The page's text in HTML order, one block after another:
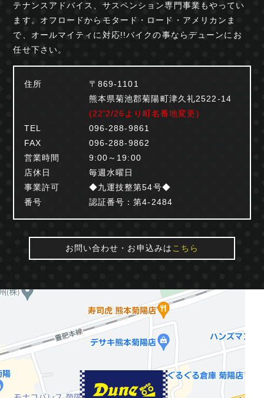
テナンスアドバイス、サスペンション専門事業もやってい
ます。オフロードからモタード・ロード・ アメリカンま
で、オールマイティに対応!!バイクの事ならデューンにお
任せ下さい。
住所
〒869-1101
熊本県菊池郡菊陽町津久礼2522-14
(22'2/26より町名番地変更)
TEL
096-288-9861
FAX
096-288-9862
営業時間
9:00～19:00
店休日
毎週水曜日
事業許可
番号
◆九運技整第54号◆
認証番号：第4-2484
お問い合わせ・お申込みはこちら